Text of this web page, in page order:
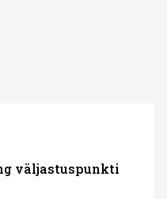
väljastuspunkti